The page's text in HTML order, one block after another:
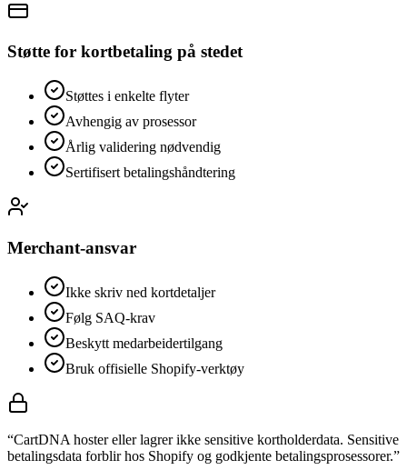
Støtte for kortbetaling på stedet
Støttes i enkelte flyter
Avhengig av prosessor
Årlig validering nødvendig
Sertifisert betalingshåndtering
Merchant-ansvar
Ikke skriv ned kortdetaljer
Følg SAQ-krav
Beskytt medarbeidertilgang
Bruk offisielle Shopify-verktøy
“CartDNA hoster eller lagrer ikke sensitive kortholderdata. Sensitive
betalingsdata forblir hos Shopify og godkjente betalingsprosessorer.”